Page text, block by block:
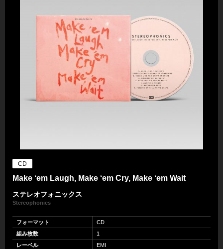
CD
Make ‘em Laugh, Make ‘em Cry, Make ‘em Wait
ステレオフォニックス
Stereophonics
フォーマット
CD
組み枚数
1
レーベル
EMI